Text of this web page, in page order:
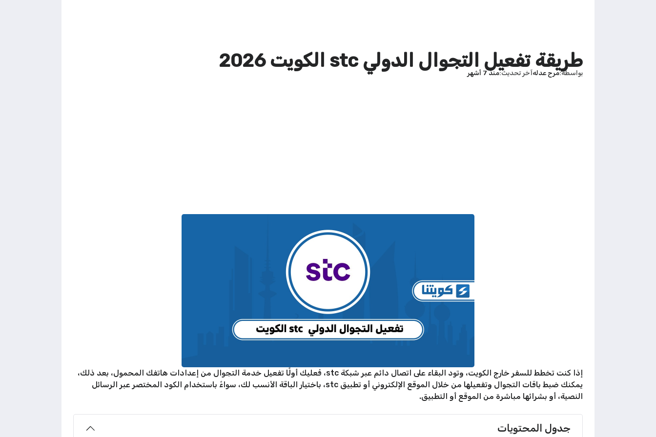
طريقة تفعيل التجوال الدولي stc الكويت 2026
بواسطة مرح عدلهآخر تحديث منذ 7 أشهر
إذا كنت تخطط للسفر خارج الكويت، وتود البقاء على اتصال دائم عبر شبكة stc، فَعليك أولًا تفعيل خدمة التجوال من إعدادات هاتفك المحمول، بعد ذلك،
يمكنك ضبط باقات التجوال وتفعيلها من خلال الموقع الإلكتروني أو تطبيق stc، باختيار الباقة الأنسب لك، سواءً باستخدام الكود المختصر عبر الرسائل
النصية، أو بشرائها مباشرة من الموقع أو التطبيق.
جدول المحتويات